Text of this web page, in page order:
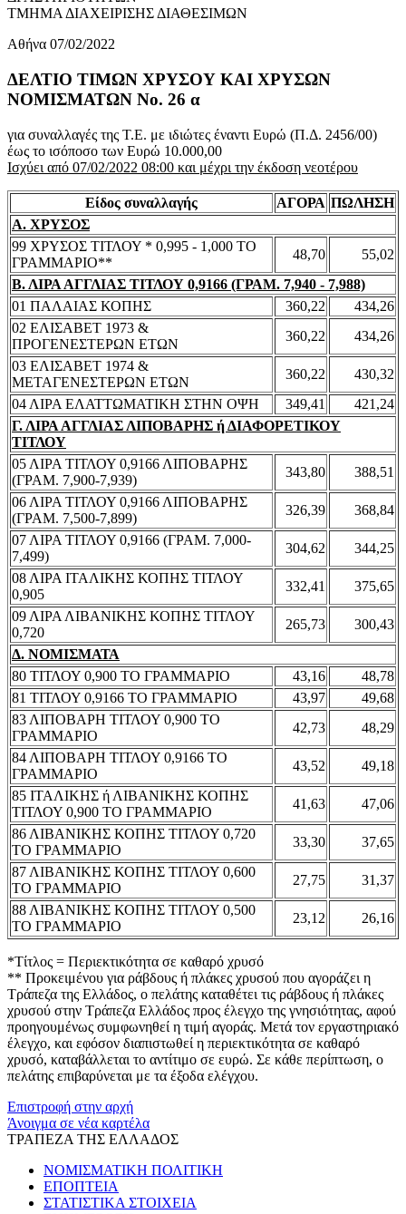
ΤΜΗΜΑ ΔΙΑΧΕΙΡΙΣΗΣ ΔΙΑΘΕΣΙΜΩΝ
Αθήνα 07/02/2022
ΔΕΛΤΙΟ ΤΙΜΩΝ ΧΡΥΣΟΥ ΚΑΙ ΧΡΥΣΩΝ
ΝΟΜΙΣΜΑΤΩΝ No. 26 α
για συναλλαγές της Τ.Ε. με ιδιώτες έναντι Ευρώ (Π.Δ. 2456/00)
έως το ισόποσο των Ευρώ 10.000,00
Ισχύει από 07/02/2022 08:00 και μέχρι την έκδοση νεοτέρου
Είδος συναλλαγής ΑΓΟΡΑ ΠΩΛΗΣΗ
Α. ΧΡΥΣΟΣ
99 ΧΡΥΣΟΣ ΤΙΤΛΟΥ * 0,995 - 1,000 ΤΟ
ΓΡΑΜΜΑΡΙΟ**
48,70
55,02
Β. ΛΙΡΑ ΑΓΓΛΙΑΣ ΤΙΤΛΟΥ 0,9166 (ΓΡΑΜ. 7,940 - 7,988)
01 ΠΑΛΑΙΑΣ ΚΟΠΗΣ
360,22
434,26
02 ΕΛΙΣΑΒΕΤ 1973 &
ΠΡΟΓΕΝΕΣΤΕΡΩΝ ΕΤΩΝ
360,22
434,26
03 ΕΛΙΣΑΒΕΤ 1974 &
ΜΕΤΑΓΕΝΕΣΤΕΡΩΝ ΕΤΩΝ
360,22
430,32
04 ΛΙΡΑ ΕΛΑΤΤΩΜΑΤΙΚΗ ΣΤΗΝ ΟΨΗ
349,41
421,24
Γ. ΛΙΡΑ ΑΓΓΛΙΑΣ ΛΙΠΟΒΑΡΗΣ ή ΔΙΑΦΟΡΕΤΙΚΟΥ
ΤΙΤΛΟΥ
05 ΛΙΡΑ ΤΙΤΛΟΥ 0,9166 ΛΙΠΟΒΑΡΗΣ
(ΓΡΑΜ. 7,900-7,939)
343,80
388,51
06 ΛΙΡΑ ΤΙΤΛΟΥ 0,9166 ΛΙΠΟΒΑΡΗΣ
(ΓΡΑΜ. 7,500-7,899)
326,39
368,84
07 ΛΙΡΑ ΤΙΤΛΟΥ 0,9166 (ΓΡΑΜ. 7,000-
7,499)
304,62
344,25
08 ΛΙΡΑ ΙΤΑΛΙΚΗΣ ΚΟΠΗΣ ΤΙΤΛΟΥ
0,905
332,41
375,65
09 ΛΙΡΑ ΛΙΒΑΝΙΚΗΣ ΚΟΠΗΣ ΤΙΤΛΟΥ
0,720
265,73
300,43
Δ. ΝΟΜΙΣΜΑΤΑ
80 ΤΙΤΛΟΥ 0,900 ΤΟ ΓΡΑΜΜΑΡΙΟ
43,16
48,78
81 ΤΙΤΛΟΥ 0,9166 ΤΟ ΓΡΑΜΜΑΡΙΟ
43,97
49,68
83 ΛΙΠΟΒΑΡΗ ΤΙΤΛΟΥ 0,900 ΤΟ
ΓΡΑΜΜΑΡΙΟ
42,73
48,29
84 ΛΙΠΟΒΑΡΗ ΤΙΤΛΟΥ 0,9166 ΤΟ
ΓΡΑΜΜΑΡΙΟ
43,52
49,18
85 ΙΤΑΛΙΚΗΣ ή ΛΙΒΑΝΙΚΗΣ ΚΟΠΗΣ
ΤΙΤΛΟΥ 0,900 ΤΟ ΓΡΑΜΜΑΡΙΟ
41,63
47,06
86 ΛΙΒΑΝΙΚΗΣ ΚΟΠΗΣ ΤΙΤΛΟΥ 0,720
ΤΟ ΓΡΑΜΜΑΡΙΟ
33,30
37,65
87 ΛΙΒΑΝΙΚΗΣ ΚΟΠΗΣ ΤΙΤΛΟΥ 0,600
ΤΟ ΓΡΑΜΜΑΡΙΟ
27,75
31,37
88 ΛΙΒΑΝΙΚΗΣ ΚΟΠΗΣ ΤΙΤΛΟΥ 0,500
ΤΟ ΓΡΑΜΜΑΡΙΟ
23,12 26,16
*Τίτλος = Περιεκτικότητα σε καθαρό χρυσό
** Προκειμένου για ράβδους ή πλάκες χρυσού που αγοράζει η
Τράπεζα της Ελλάδος, ο πελάτης καταθέτει τις ράβδους ή πλάκες
χρυσού στην Τράπεζα Ελλάδος προς έλεγχο της γνησιότητας, αφού
προηγουμένως συμφωνηθεί η τιμή αγοράς. Μετά τον εργαστηριακό
έλεγχο, και εφόσον διαπιστωθεί η περιεκτικότητα σε καθαρό
χρυσό, καταβάλλεται το αντίτιμο σε ευρώ. Σε κάθε περίπτωση, ο
πελάτης επιβαρύνεται με τα έξοδα ελέγχου.
Επιστροφή στην αρχή
Άνοιγμα σε νέα καρτέλα
ΤΡΑΠΕΖΑ ΤΗΣ ΕΛΛΑΔΟΣ
ΝΟΜΙΣΜΑΤΙΚΗ ΠΟΛΙΤΙΚΗ
ΕΠΟΠΤΕΙΑ
ΣΤΑΤΙΣΤΙΚΑ ΣΤΟΙΧΕΙΑ